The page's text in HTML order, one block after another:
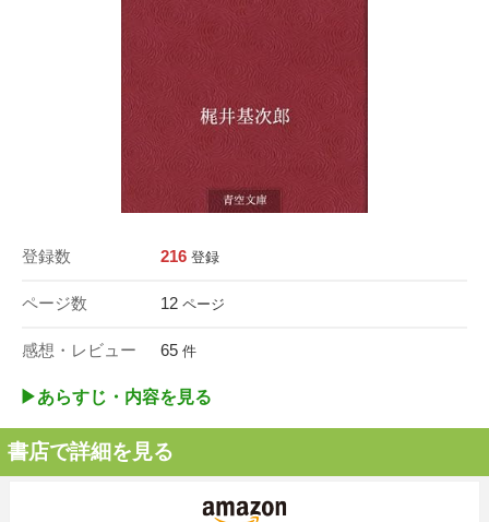
登録数 216 登録
ページ数 12 ページ
感想・レビュー 65 件
▶︎あらすじ・内容を見る
書店で詳細を見る